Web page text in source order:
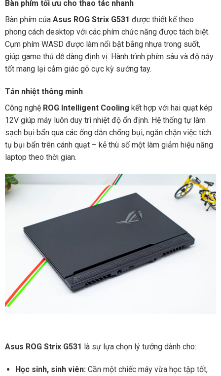
Bàn phím tối ưu cho thao tác nhanh
Bàn phím của Asus ROG Strix G531 được thiết kế theo
phong cách desktop với các phím chức năng được tách biệt.
Cụm phím WASD được làm nổi bật bằng nhựa trong suốt,
giúp game thủ dễ dàng định vị. Hành trình phím sâu và độ nảy
tốt mang lại cảm giác gõ cực kỳ sướng tay.
Tản nhiệt thông minh
Công nghệ ROG Intelligent Cooling kết hợp với hai quạt kép
12V giúp máy luôn duy trì nhiệt độ ổn định. Hệ thống tự làm
sạch bụi bẩn qua các ống dẫn chống bụi, ngăn chặn việc tích
tụ bụi bẩn trên cánh quạt – kẻ thù số một làm giảm hiệu năng
laptop theo thời gian.
Asus ROG Strix G531 là sự lựa chọn lý tưởng dành cho:
Học sinh, sinh viên:Cần một chiếc máy vừa học tập tốt,